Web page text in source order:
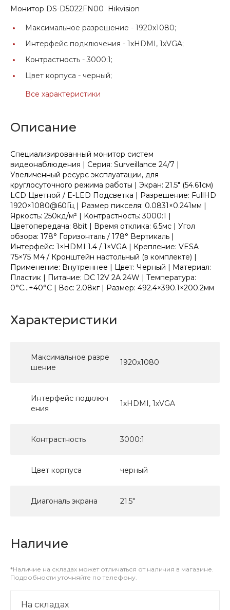
Монитор DS-D5022FN00 Hikvision
Максимальное разрешение - 1920x1080;
Интерфейс подключения - 1хHDMI, 1хVGA;
Контрастность - 3000:1;
Цвет корпуса - черный;
Все характеристики
Описание
Специализированный монитор систем
видеонаблюдения | Серия: Surveillance 24/7 |
Увеличенный ресурс эксплуатации, для
круглосуточного режима работы | Экpaн: 21.5" (54.61см)
LCD Цветной / E-LED Подсветка | Разрешение: FullHD
1920×1080@60Гц | Рaзмep пикceля: 0.0831×0.241мм |
Яpкocть: 250кд/м² | Koнтpacтнocть: 3000:1 |
Цвeтопередача: 8bit | Вpeмя oткликa: 6.5мc | Угoл
oбзopa: 178° Гopизoнтaль / 178° Вepтикaль |
Интерфейс: 1×HDMI 1.4 / 1×VGA | Крепление: VESA
75×75 M4 / Кронштейн настольный (в комплекте) |
Применение: Внутреннее | Цвет: Черный | Материал:
Пластик | Питание: DC 12V 2А 24W | Температура:
0°C...+40°C | Вес: 2.08кг | Размер: 492.4×390.1×200.2мм
Характеристики
Максимальное разре
шение
1920x1080
Интерфейс подключ
ения
1хHDMI, 1хVGA
Контрастность 3000:1
Цвет корпуса черный
Диагональ экрана 21.5"
Наличие
*Наличие на складах может отличаться от наличия в магазине.
Подробности уточняйте по телефону.
На складах